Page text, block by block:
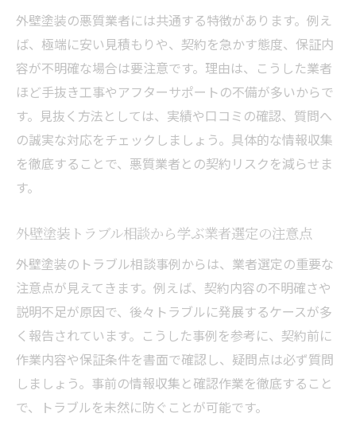
外壁塗装の悪質業者には共通する特徴があります。例え
ば、極端に安い見積もりや、契約を急かす態度、保証内
容が不明確な場合は要注意です。理由は、こうした業者
ほど手抜き工事やアフターサポートの不備が多いからで
す。見抜く方法としては、実績や口コミの確認、質問へ
の誠実な対応をチェックしましょう。具体的な情報収集
を徹底することで、悪質業者との契約リスクを減らせま
す。
外壁塗装トラブル相談から学ぶ業者選定の注意点
外壁塗装のトラブル相談事例からは、業者選定の重要な
注意点が見えてきます。例えば、契約内容の不明確さや
説明不足が原因で、後々トラブルに発展するケースが多
く報告されています。こうした事例を参考に、契約前に
作業内容や保証条件を書面で確認し、疑問点は必ず質問
しましょう。事前の情報収集と確認作業を徹底すること
で、トラブルを未然に防ぐことが可能です。